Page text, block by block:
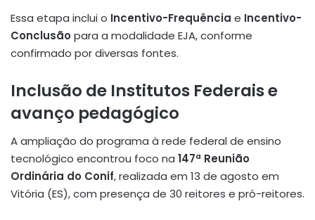
Essa etapa inclui o Incentivo-Frequência e Incentivo-
Conclusão para a modalidade EJA, conforme
confirmado por diversas fontes.
Inclusão de Institutos Federais e
avanço pedagógico
A ampliação do programa à rede federal de ensino
tecnológico encontrou foco na 147ª Reunião
Ordinária do Conif, realizada em 13 de agosto em
Vitória (ES), com presença de 30 reitores e pró-reitores.